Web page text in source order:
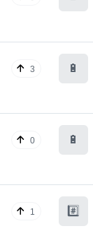
3 🔋
0 🔋
1 #️⃣